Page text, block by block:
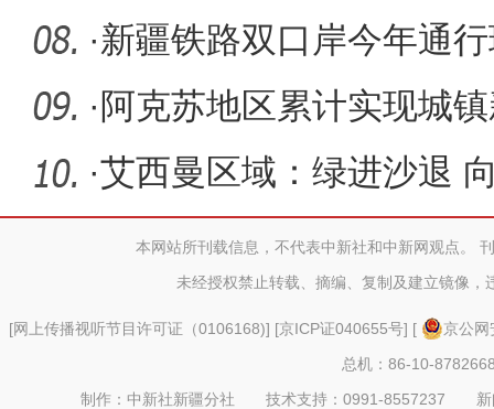
队”
·新疆铁路双口岸今年通
· 阿克苏地区累计实现城
·艾西曼区域：绿进沙退
本网站所刊载信息，不代表中新社和中新网观点。
未经授权禁止转载、摘编、复制及建立镜像，
[网上传播视听节目许可证（0106168)] [京ICP证040655号] [
京公
总机：86-10-
制作：中新社新疆分社 技术支持：0991-8557237